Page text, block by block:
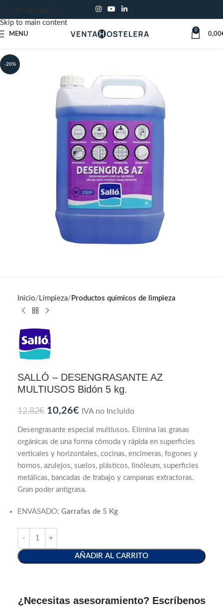
Skip to navigation
Skip to main content
MENU
0
0,00
-20%
Inicio Limpieza Productos químicos de limpieza
SALLÓ – DESENGRASANTE AZ
MULTIUSOS Bidón 5 kg.
12,82€ 10,26€ IVA no Incluido
Desengrasante especial multiusos. Elimina las grasas
orgánicas de una forma cómoda y rápida en superficies
verticales y horizontales, cocinas, encimeras, fogones y
hornos, azulejos, suelos, plásticos, linóleum, superficies
metálicas, bancadas de trabajo y campanas extractoras.
Gran poder antigrasa.
ENVASADO: Garrafas de 5 Kg
AÑADIR AL CARRITO
¿Necesitas asesoramiento? Escríbenos